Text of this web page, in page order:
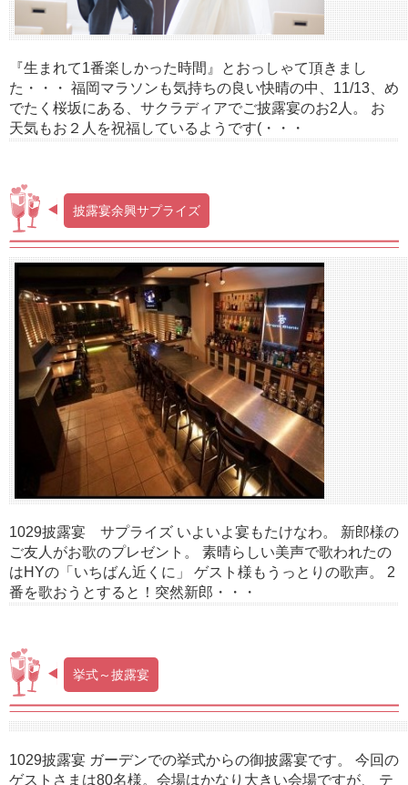
『生まれて1番楽しかった時間』とおっしゃて頂きまし
た・・・ 福岡マラソンも気持ちの良い快晴の中、11/13、め
でたく桜坂にある、サクラディアでご披露宴のお2人。 お
天気もお２人を祝福しているようです(・・・
披露宴余興サプライズ
1029披露宴 サプライズ いよいよ宴もたけなわ。 新郎様の
ご友人がお歌のプレゼント。 素晴らしい美声で歌われたの
はHYの「いちばん近くに」 ゲスト様もうっとりの歌声。 2
番を歌おうとすると！突然新郎・・・
挙式～披露宴
1029披露宴 ガーデンでの挙式からの御披露宴です。 今回の
ゲストさまは80名様。会場はかなり大きい会場ですが、 テ